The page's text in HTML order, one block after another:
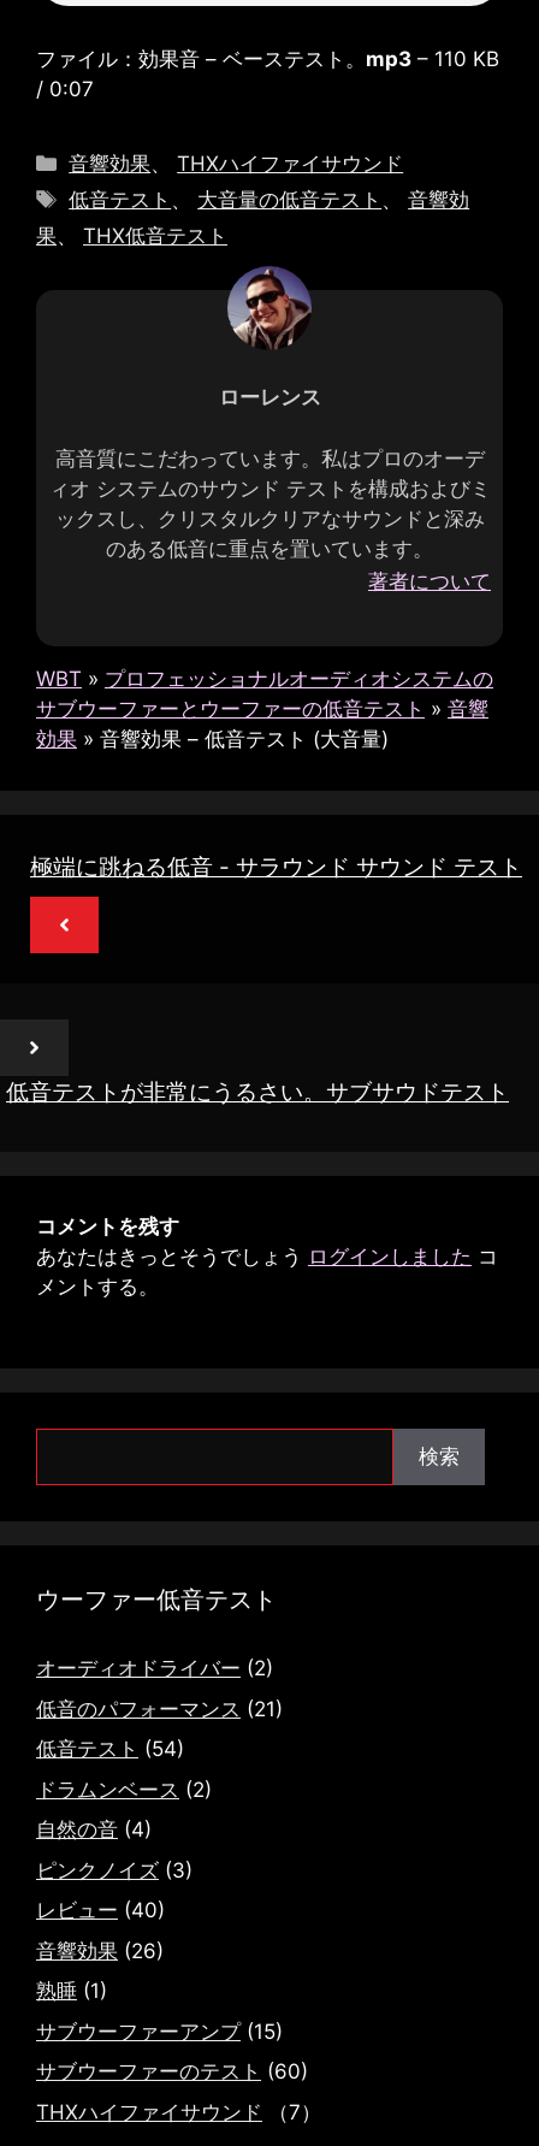
ファイル：効果音 – ベーステスト。 mp3 – 110 KB
/ 0:07
カ
テ
リ
音響効果、THXハイファイサウンド
タ
グ
低音テスト 、 大音量の低音テスト 、音響効
果、 THX低音テスト
ローレンス
高音質にこだわっています。私はプロのオーデ
ィオ システムのサウンド テストを構成およびミ
ックスし、クリスタルクリアなサウンドと深み
のある低音に重点を置いています。
著者について
WBT » プロフェッショナルオーディオシステムの
サブウーファーとウーファーの低音テスト » 音響
効果 » 音響効果 – 低音テスト (大音量)
極端に跳ねる低音 - サラウンド サウンド テスト
低音テストが非常にうるさい。サブサウドテスト
コメントを残す
あなたはきっとそうでしょう ログインしました コ
メントする。
検索
ウーファー低音テスト
オーディオドライバー (2)
低音のパフォーマンス (21)
低音テスト (54)
ドラムンベース (2)
自然の音 (4)
ピンクノイズ (3)
レビュー (40)
音響効果 (26)
熟睡 (1)
サブウーファーアンプ(15)
サブウーファーのテスト (60)
THXハイファイサウンド （7）